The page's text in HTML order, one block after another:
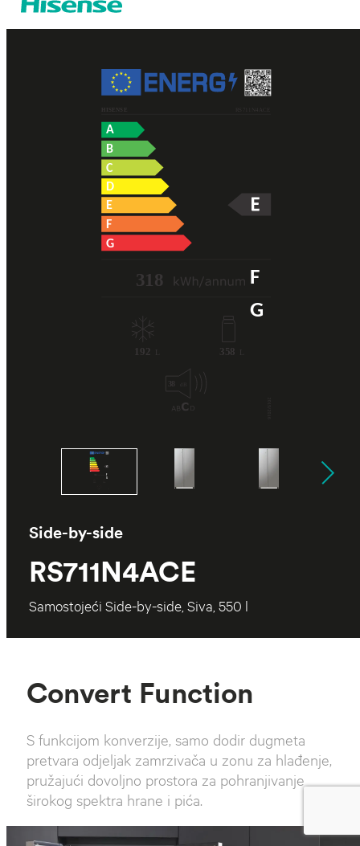
Side-by-side
RS711N4ACE
Samostojeći Side-by-side, Siva, 550 l
Convert Function
S funkcijom konverzije, samo dodir dugmeta
pretvara odjeljak zamrzivača u zonu za hlađenje,
pružajući dovoljno prostora za pohranjivanje
širokog spektra hrane i pića.